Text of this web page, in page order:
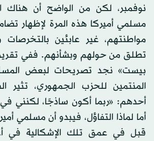
نوفمبر، لكن من الواضح أن هناك
مسلمي أميركا هذه المرة لإظهار
مواطنتهم، غير عابئين بالتخرصات
تطلق من حولهم وبشأنهم. ففي
بيست» نجد تصريحات لبعض
المنتمين للحزب الجمهوري، تثير
أحدهم: «ربما أكون ساذجًا، لكنني في
أما لماذا التفاؤل، فيبدو أن مسلمي